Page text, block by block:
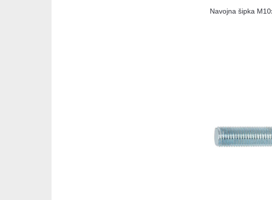
Navojna šipka